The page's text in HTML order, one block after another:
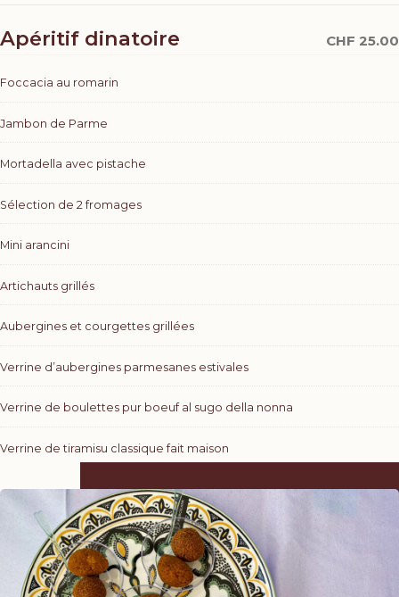
Apéritif dinatoire CHF 25.00
Foccacia au romarin
Jambon de Parme
Mortadella avec pistache
Sélection de 2 fromages
Mini arancini
Artichauts grillés
Aubergines et courgettes grillées
Verrine d’aubergines parmesanes estivales
Verrine de boulettes pur boeuf al sugo della nonna
Verrine de tiramisu classique fait maison